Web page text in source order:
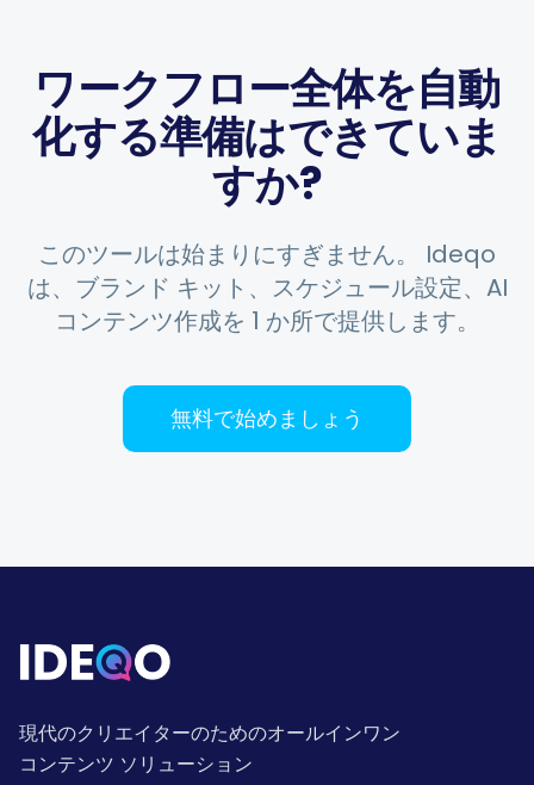
ワークフロー全体を自動
化する準備はできていま
すか?
このツールは始まりにすぎません。 Ideqo
は、ブランド キット、スケジュール設定、AI
コンテンツ作成を 1 か所で提供します。
無料で始めましょう
現代のクリエイターのためのオールインワン
コンテンツ ソリューション